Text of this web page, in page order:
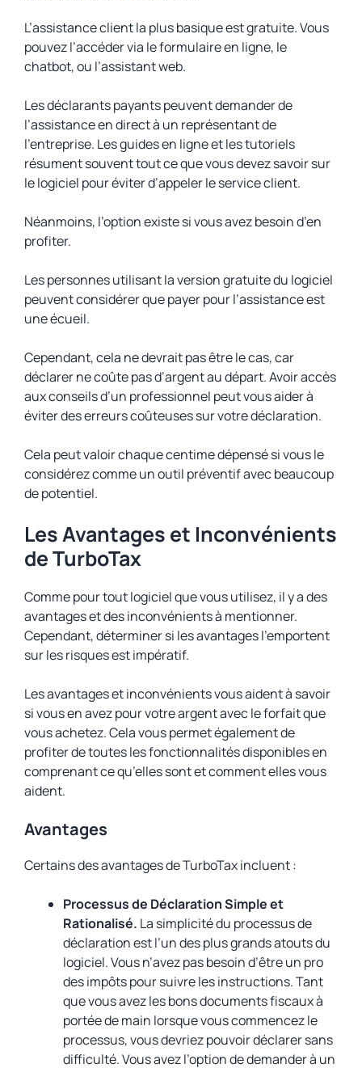
L’assistance client la plus basique est gratuite. Vous
pouvez l’accéder via le formulaire en ligne, le
chatbot, ou l’assistant web.
Les déclarants payants peuvent demander de
l’assistance en direct à un représentant de
l’entreprise. Les guides en ligne et les tutoriels
résument souvent tout ce que vous devez savoir sur
le logiciel pour éviter d’appeler le service client.
Néanmoins, l’option existe si vous avez besoin d’en
profiter.
Les personnes utilisant la version gratuite du logiciel
peuvent considérer que payer pour l’assistance est
une écueil.
Cependant, cela ne devrait pas être le cas, car
déclarer ne coûte pas d’argent au départ. Avoir accès
aux conseils d’un professionnel peut vous aider à
éviter des erreurs coûteuses sur votre déclaration.
Cela peut valoir chaque centime dépensé si vous le
considérez comme un outil préventif avec beaucoup
de potentiel.
Les Avantages et Inconvénients
de TurboTax
Comme pour tout logiciel que vous utilisez, il y a des
avantages et des inconvénients à mentionner.
Cependant, déterminer si les avantages l’emportent
sur les risques est impératif.
Les avantages et inconvénients vous aident à savoir
si vous en avez pour votre argent avec le forfait que
vous achetez. Cela vous permet également de
profiter de toutes les fonctionnalités disponibles en
comprenant ce qu’elles sont et comment elles vous
aident.
Avantages
Certains des avantages de TurboTax incluent :
Processus de Déclaration Simple et
Rationalisé. La simplicité du processus de
déclaration est l’un des plus grands atouts du
logiciel. Vous n’avez pas besoin d’être un pro
des impôts pour suivre les instructions. Tant
que vous avez les bons documents fiscaux à
portée de main lorsque vous commencez le
processus, vous devriez pouvoir déclarer sans
difficulté. Vous avez l’option de demander à un